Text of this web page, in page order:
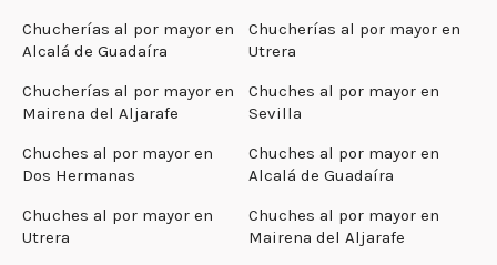
Chucherías al por mayor en
Alcalá de Guadaíra
Chucherías al por mayor en
Utrera
Chucherías al por mayor en
Mairena del Aljarafe
Chuches al por mayor en
Sevilla
Chuches al por mayor en
Dos Hermanas
Chuches al por mayor en
Alcalá de Guadaíra
Chuches al por mayor en
Utrera
Chuches al por mayor en
Mairena del Aljarafe